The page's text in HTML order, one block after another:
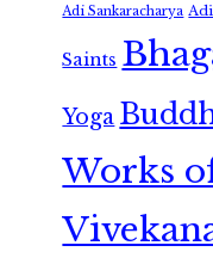
Adi Sankaracharya
Saints
Yoga
Works